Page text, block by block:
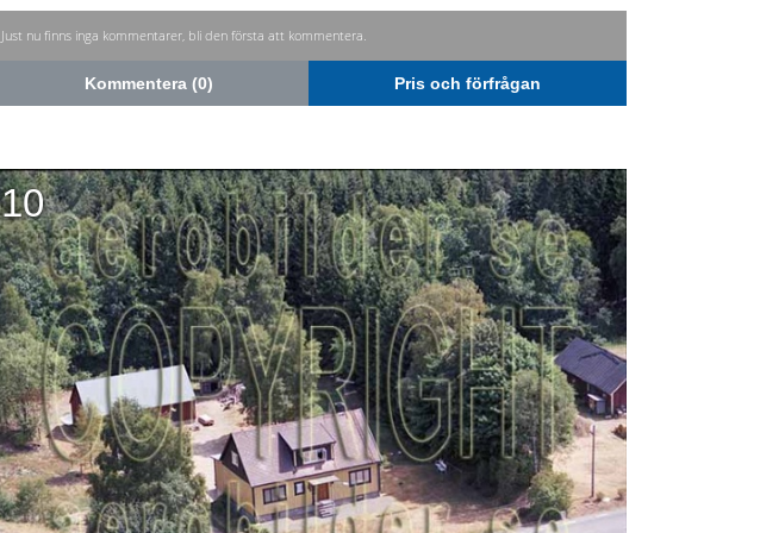
Just nu finns inga kommentarer, bli den första att kommentera.
Kommentera (0) Pris och förfrågan
10